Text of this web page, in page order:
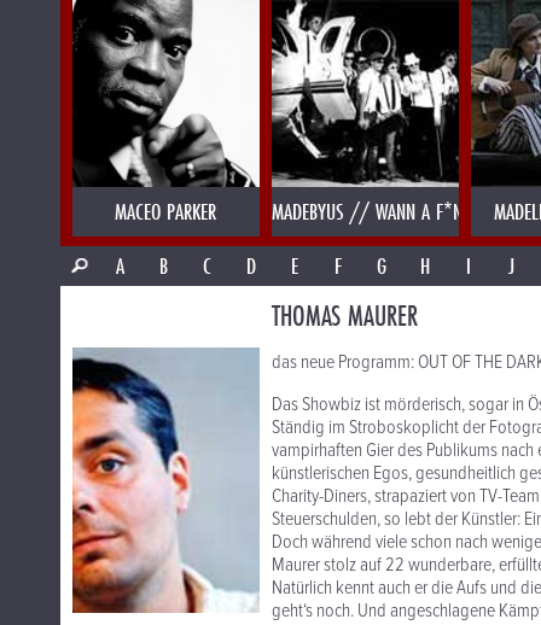
MACEO PARKER MADEBYUS // WANN A F*NK
A
B C D E F G H I J
THOMAS MAURER
das neue Programm: OUT OF THE
Das Showbiz ist mörderisch, sogar in
Ständig im Stroboskoplicht der
vampirhaften Gier des Publikums
künstlerischen Egos, gesundheitlich
Charity-Diners, strapaziert von TV-
Steuerschulden, so lebt der Künstler:
Doch während viele schon nach
Maurer stolz auf 22 wunderbare,
Natürlich kennt auch er die Aufs und
geht‘s noch. Und angeschlagene